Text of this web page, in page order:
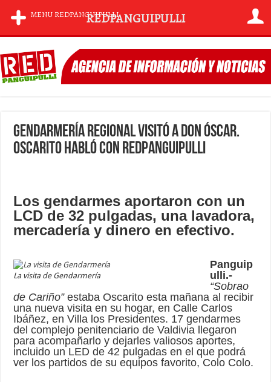
Gendarmería regional visitó a Don Óscar.
Oscarito habló con RedPanguipulli
Los gendarmes aportaron con un
LCD de 32 pulgadas, una lavadora,
mercadería y dinero en efectivo.
La visita de Gendarmería
Panguip
ulli.-
“Sobrao
de Cariño”estaba Oscarito esta mañana al recibir
una nueva visita en su hogar, en Calle Carlos
Ibáñez, en Villa los Presidentes. 17 gendarmes
del complejo penitenciario de Valdivia llegaron
para acompañarlo y dejarles valiosos aportes,
incluido un LED de 42 pulgadas en el que podrá
ver los partidos de su equipos favorito, Colo Colo.
MENU REDPANGUIPULLIREDPANGUIPULLI